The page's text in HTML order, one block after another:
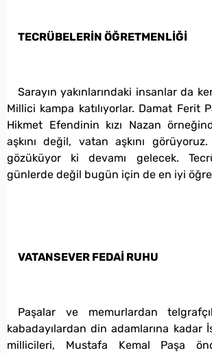
TECRÜBELERİN ÖĞRETMENLİĞİ
Sarayın yakınlarındaki insanlar da
Millici kampa katılıyorlar. Damat Ferit
Hikmet Efendinin kızı Nazan
aşkını değil, vatan aşkını
gözüküyor ki devamı gelecek.
günlerde değil bugün için de en iyi
VATANSEVER FEDAİ RUHU
Paşalar ve memurlardan
kabadayılardan din adamlarına kadar
millicileri, Mustafa Kemal Paşa